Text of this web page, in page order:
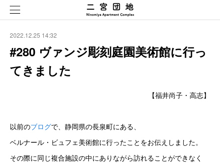
2022.12.25 14:32
#280 ヴァンジ彫刻庭園美術館に行っ
てきました
【福井尚子・高志】
以前のブログで、静岡県の長泉町にある、
ベルナール・ビュフェ美術館に行ったことをお伝えしました。
その際に同じ複合施設の中にありながら訪れることができなく